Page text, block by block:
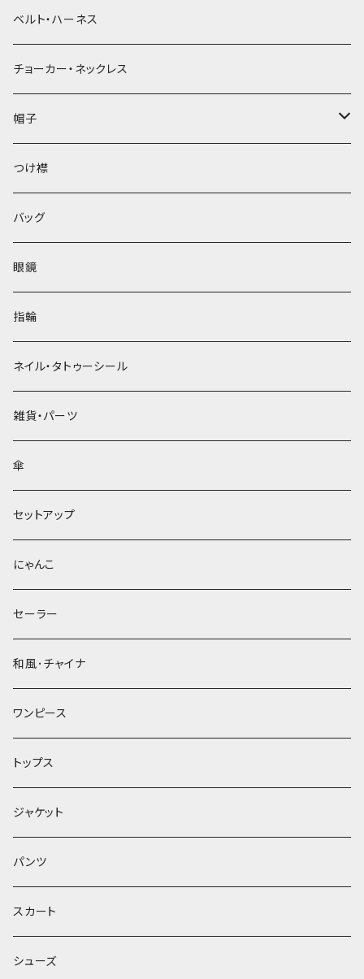
ベルト・ハーネス
チョーカー・ネックレス
帽子
ベレー帽
つけ襟
バッグ
眼鏡
指輪
ネイル・タトゥーシール
雑貨・パーツ
傘
セットアップ
にゃんこ
セーラー
和風･チャイナ
ワンピース
トップス
ジャケット
パンツ
スカート
シューズ